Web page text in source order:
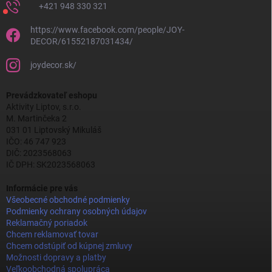
+421 948 330 321
https://www.facebook.com/people/JOY-
DECOR/61552187031434/
joydecor.sk/
Prevádzkovateľ eshopu
Aktivity Liptov, s.r.o.
M. Martinčeka 2
031 01 Liptovský Mikuláš
IČO: 46 747 923
DIČ: 2023568063
IČ DPH: SK2023568063
Informácie pre vás
Všeobecné obchodné podmienky
Podmienky ochrany osobných údajov
Reklamačný poriadok
Chcem reklamovať tovar
Chcem odstúpiť od kúpnej zmluvy
Možnosti dopravy a platby
Veľkoobchodná spolupráca